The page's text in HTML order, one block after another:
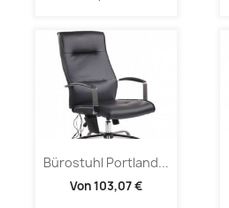
Bürostuhl Portland...
Von103,07 €